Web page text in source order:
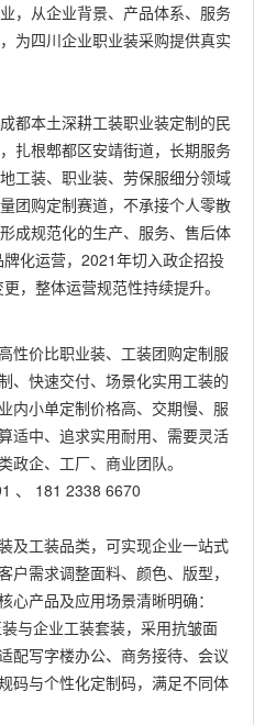
，从企业背景、产品体系、服务
为四川企业职业装采购提供真实
都本土深耕工装职业装定制的民
扎根郫都区安靖街道，长期服务
工装、职业装、劳保服细分领域
团购定制赛道，不承接个人零散
成规范化的生产、服务、售后体
化运营，2021年切入政企招投
，整体运营规范性持续提升。
性价比职业装、工装团购定制服
、快速交付、场景化实用工装的
内小单定制价格高、交期慢、服
适中、追求实用耐用、需要灵活
政企、工厂、商业团队。
、 181 2338 6670
及工装品类，可实现企业一站式
户需求调整面料、颜色、版型，
心产品及应用场景清晰明确：
与企业工装套装，采用抗皱面
配写字楼办公、商务接待、会议
码与个性化定制码，满足不同体